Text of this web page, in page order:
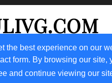
the best experience on our
form. By browsing our
and continue viewing our
2018 RICETTE